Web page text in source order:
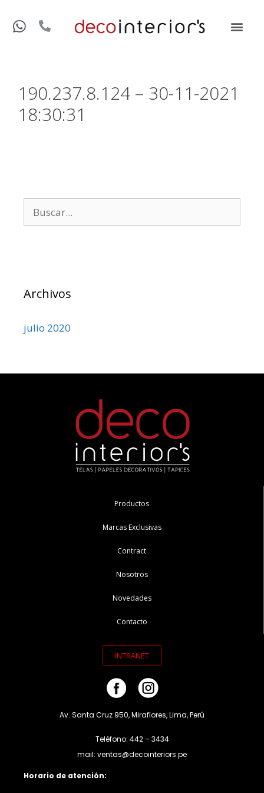
190.237.8.124 – 30-11-2021
18:30:31
Archivos
julio 2020
Productos
Marcas Exclusivas
Contract
Nosotros
Novedades
Contacto
INTRANET
Av. Santa Cruz 950, Miraflores, Lima, Perú
Teléfono: 442 – 3434
mail: ventas@decointeriors.pe
Horario de atención: